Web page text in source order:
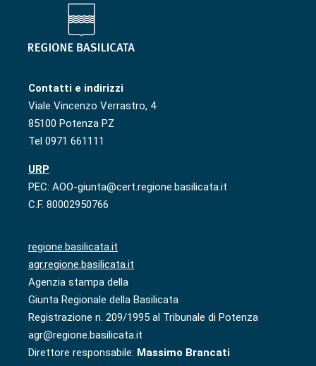
Contatti e indirizzi
Viale Vincenzo Verrastro, 4
85100 Potenza PZ
Tel 0971 661111
URP
PEC: AOO-giunta@cert.regione.basilicata.it
C.F. 80002950766
regione.basilicata.it
agr.regione.basilicata.it
Agenzia stampa della
Giunta Regionale della Basilicata
Registrazione n. 209/1995 al Tribunale di Potenza
agr@regione.basilicata.it
Direttore responsabile: Massimo Brancati